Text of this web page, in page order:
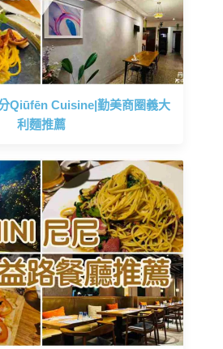
Qiūfēn Cuisine|勤美商圈義大
利麵推薦